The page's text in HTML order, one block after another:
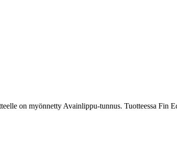
on myönnetty Avainlippu-tunnus. Tuotteessa Fin